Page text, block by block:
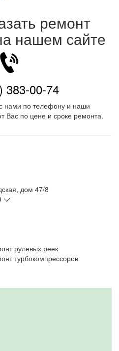
ремонт
нашем сайте
383-00-74
нами по телефону и наши
Вас по цене и сроке ремонта.
дом 47/8
рулевых реек
турбокомпрессоров